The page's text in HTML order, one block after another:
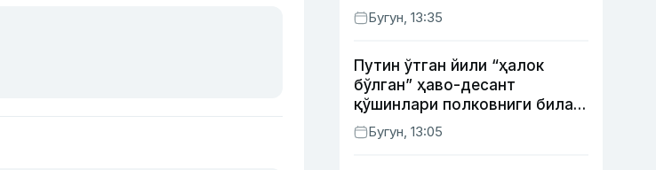
Бугун, 13:35
Путин ўтган йили “ҳалок
бўлган” ҳаво-десант
қўшинлари полковниги билан
телефон орқали
суҳбатлашди
Бугун, 13:05